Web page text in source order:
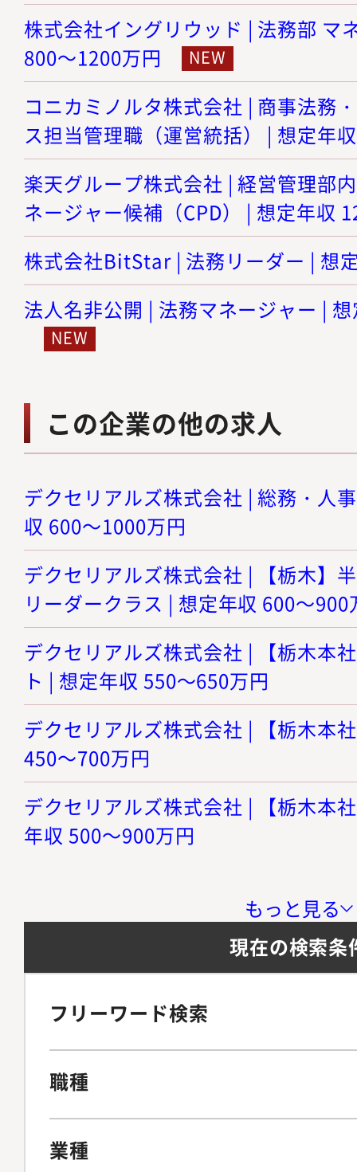
株式会社イングリウッド | 法務部 マ
800～1200万円
コニカミノルタ株式会社 | 商事法務
ス担当管理職（運営統括） | 想定年
楽天グループ株式会社 | 経営管理部
ネージャー候補（CPD） | 想定年収
株式会社BitStar | 法務リーダー | 想
法人名非公開 | 法務マネージャー |
この企業の他の求人
デクセリアルズ株式会社 | 総務・人
収 600～1000万円
デクセリアルズ株式会社 | 【栃木】
リーダークラス | 想定年収 600～900
デクセリアルズ株式会社 | 【栃木本
ト | 想定年収 550～650万円
デクセリアルズ株式会社 | 【栃木本
450～700万円
デクセリアルズ株式会社 | 【栃木本
年収 500～900万円
もっと見る
現在の検索条
フリーワード検索
職種
業種